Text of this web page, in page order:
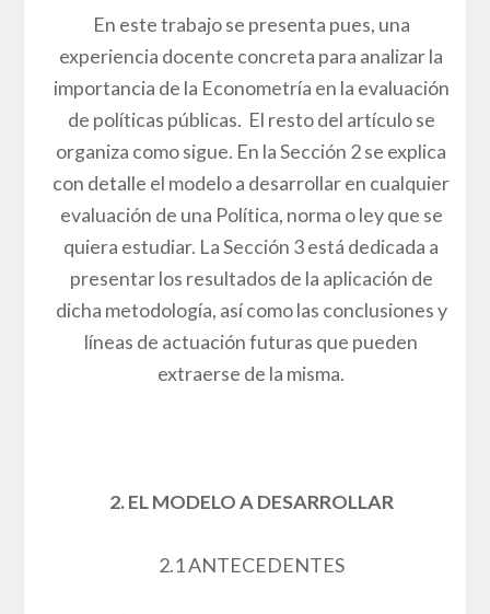
En este trabajo se presenta pues, una
experiencia docente concreta para analizar la
importancia de la Econometría en la evaluación
de políticas públicas. El resto del artículo se
organiza como sigue. En la Sección 2 se explica
con detalle el modelo a desarrollar en cualquier
evaluación de una Política, norma o ley que se
quiera estudiar. La Sección 3 está dedicada a
presentar los resultados de la aplicación de
dicha metodología, así como las conclusiones y
líneas de actuación futuras que pueden
extraerse de la misma.
2. EL MODELO A DESARROLLAR
2.1 ANTECEDENTES